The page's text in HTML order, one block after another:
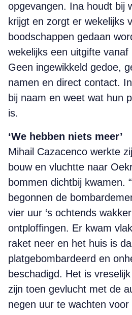
opgevangen. Ina houdt bij
krijgt en zorgt er wekelijks
boodschappen gedaan
wekelijks een uitgifte vanaf
Geen ingewikkeld gedoe,
namen en direct contact.
bij naam en weet wat hun
is.
‘We hebben niets meer’
Mihail Cazacenco werkte
bouw en vluchtte naar
bommen dichtbij kwamen.
begonnen de
vier uur ‘s ochtends
ontploffingen. Er kwam
raket neer en het huis is
platgebombardeerd en
beschadigd. Het is
zijn toen gevlucht met de
negen uur te wachten